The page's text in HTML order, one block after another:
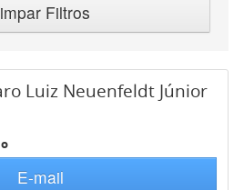
Filtros
Luiz Neuenfeldt Júnior
E-mail